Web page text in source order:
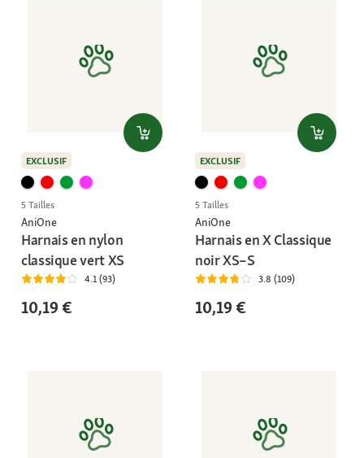
EXCLUSIF
5 Tailles
AniOne
Harnais en nylon
classique vert XS
4.1 (93)
10,19 €
EXCLUSIF
5 Tailles
AniOne
Harnais en X Classique
noir XS–S
3.8 (109)
10,19 €